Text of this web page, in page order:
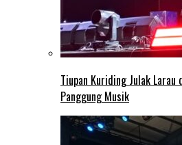
Tiupan Kuriding Julak
Panggung Musik